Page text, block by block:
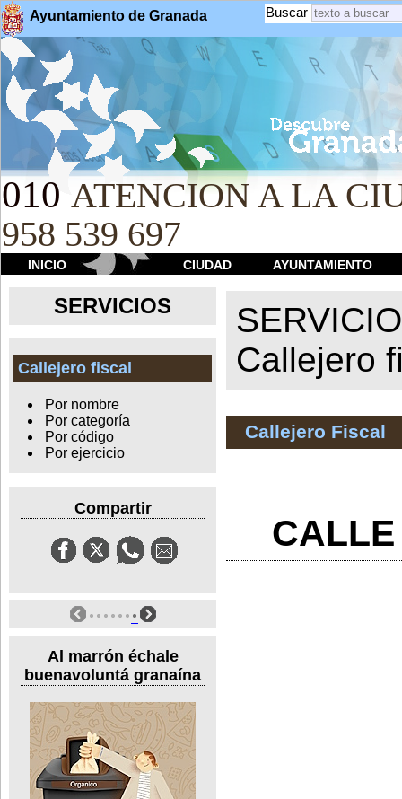
Ayuntamiento de Granada Buscar
010 ATENCION A LA
958 539 697
INICIO CIUDAD AYUNTAMIENTO
SERVICIOS
Callejero fiscal
Por nombre
Por categoría
Por código
Por ejercicio
Compartir
Al marrón échale
buenavoluntá granaína
Callejero
Callejero Fiscal